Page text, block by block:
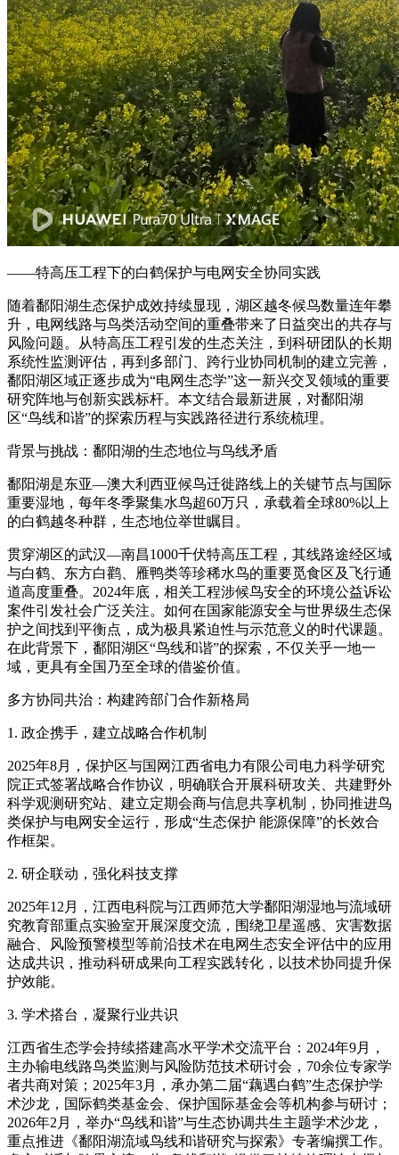
——特高压工程下的白鹤保护与电网安全协同实践
随着鄱阳湖生态保护成效持续显现，湖区越冬候鸟数量连年攀
升，电网线路与鸟类活动空间的重叠带来了日益突出的共存与
风险问题。从特高压工程引发的生态关注，到科研团队的长期
系统性监测评估，再到多部门、跨行业协同机制的建立完善，
鄱阳湖区域正逐步成为“电网生态学”这一新兴交叉领域的重要
研究阵地与创新实践标杆。本文结合最新进展，对鄱阳湖
区“鸟线和谐”的探索历程与实践路径进行系统梳理。
背景与挑战：鄱阳湖的生态地位与鸟线矛盾
鄱阳湖是东亚—澳大利西亚候鸟迁徙路线上的关键节点与国际
重要湿地，每年冬季聚集水鸟超60万只，承载着全球80%以上
的白鹤越冬种群，生态地位举世瞩目。
贯穿湖区的武汉—南昌1000千伏特高压工程，其线路途经区域
与白鹤、东方白鹳、雁鸭类等珍稀水鸟的重要觅食区及飞行通
道高度重叠。2024年底，相关工程涉候鸟安全的环境公益诉讼
案件引发社会广泛关注。如何在国家能源安全与世界级生态保
护之间找到平衡点，成为极具紧迫性与示范意义的时代课题。
在此背景下，鄱阳湖区“鸟线和谐”的探索，不仅关乎一地一
域，更具有全国乃至全球的借鉴价值。
多方协同共治：构建跨部门合作新格局
1. 政企携手，建立战略合作机制
2025年8月，保护区与国网江西省电力有限公司电力科学研究
院正式签署战略合作协议，明确联合开展科研攻关、共建野外
科学观测研究站、建立定期会商与信息共享机制，协同推进鸟
类保护与电网安全运行，形成“生态保护 能源保障”的长效合
作框架。
2. 研企联动，强化科技支撑
2025年12月，江西电科院与江西师范大学鄱阳湖湿地与流域研
究教育部重点实验室开展深度交流，围绕卫星遥感、灾害数据
融合、风险预警模型等前沿技术在电网生态安全评估中的应用
达成共识，推动科研成果向工程实践转化，以技术协同提升保
护效能。
3. 学术搭台，凝聚行业共识
江西省生态学会持续搭建高水平学术交流平台：2024年9月，
主办输电线路鸟类监测与风险防范技术研讨会，70余位专家学
者共商对策；2025年3月，承办第二届“藕遇白鹤”生态保护学
术沙龙，国际鹤类基金会、保护国际基金会等机构参与研讨；
2026年2月，举办“鸟线和谐”与生态协调共生主题学术沙龙，
重点推进《鄱阳湖流域鸟线和谐研究与探索》专著编撰工作。